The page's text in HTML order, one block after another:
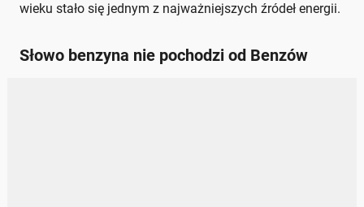
wieku stało się jednym z najważniejszych źródeł energii.
Słowo benzyna nie pochodzi od Benzów